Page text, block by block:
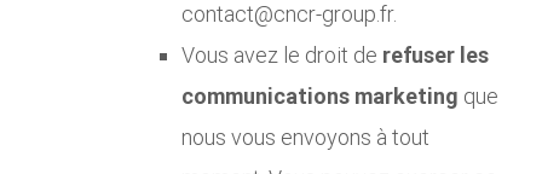
contact@cncr-group.fr.
Vous avez le droit de refuser les
communications marketing que
nous vous envoyons à tout